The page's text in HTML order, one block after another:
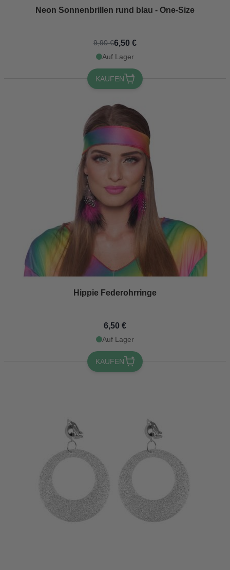
Neon Sonnenbrillen rund blau - One-Size
9,90 €6,50 €
Auf Lager
KAUFEN
Hippie Federohrringe
6,50 €
Auf Lager
KAUFEN